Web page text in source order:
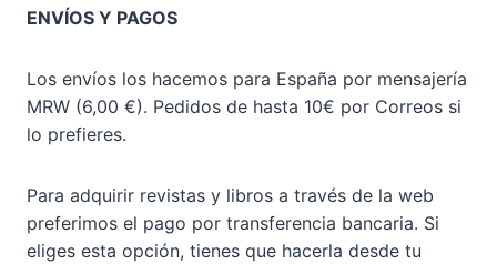
ENVÍOS Y PAGOS
Los envíos los hacemos para España por mensajería
MRW (6,00 €). Pedidos de hasta 10€ por Correos si
lo prefieres.
Para adquirir revistas y libros a través de la web
preferimos el pago por transferencia bancaria. Si
eliges esta opción, tienes que hacerla desde tu